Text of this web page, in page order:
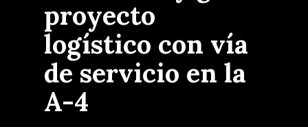
proyecto
logístico con vía
de servicio en la
A-4